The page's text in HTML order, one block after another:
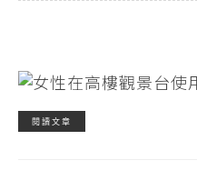
閱讀文章